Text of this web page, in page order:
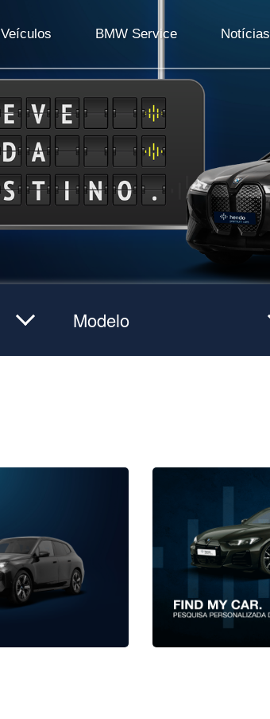
Veículos BMW Service Notícias